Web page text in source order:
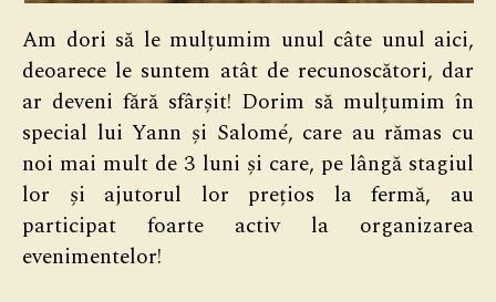
Am dori să le mulțumim unul câte unul aici,
deoarece le suntem atât de recunoscători, dar
ar deveni fără sfârșit! Dorim să mulțumim în
special lui Yann și Salomé, care au rămas cu
noi mai mult de 3 luni și care, pe lângă stagiul
lor și ajutorul lor prețios la fermă, au
participat foarte activ la organizarea
evenimentelor!